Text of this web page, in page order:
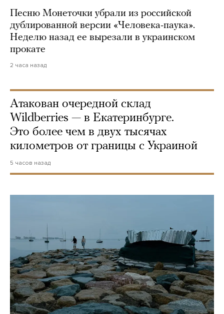
Песню Монеточки убрали из российской
дублированной версии «Человека-паука».
Неделю назад ее вырезали в украинском
прокате
2 часа назад
Атакован очередной склад
Wildberries — в Екатеринбурге.
Это более чем в двух тысячах
километров от границы с Украиной
5 часов назад